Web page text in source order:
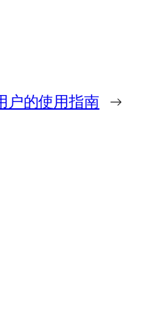
户的使用指南 →